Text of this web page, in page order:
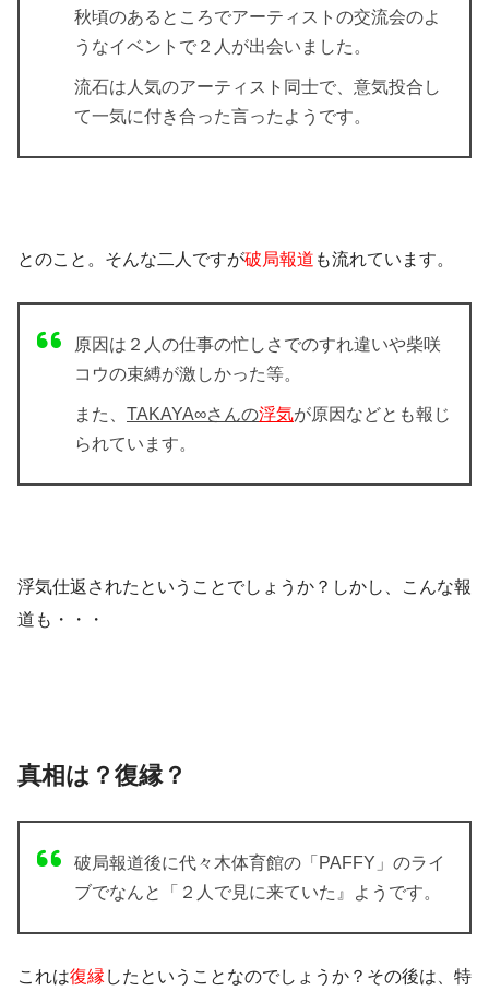
秋頃のあるところでアーティストの交流会のよ
うなイベントで２人が出会いました。
流石は人気のアーティスト同士で、意気投合し
て一気に付き合った言ったようです。
とのこと。そんな二人ですが破局報道 も流れています。
原因は２人の仕事の忙しさでのすれ違いや柴咲
コウの束縛が激しかった等。
また、 TAKAYA∞さんの浮気が原因などとも報じ
られています。
浮気仕返されたということでしょうか？しかし、こんな報
道も・・・
真相は？復縁？
破局報道後に代々木体育館の「PAFFY」のライ
ブでなんと「２人で見に来ていた』ようです。
これは復縁 したということなのでしょうか？その後は、特